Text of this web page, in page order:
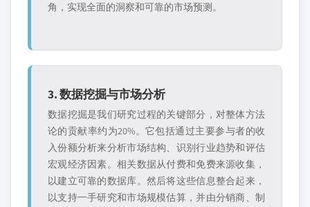
角，实现全面的洞察和可靠的市场预测。
3. 数据挖掘与市场分析
数据挖掘是我们研究过程的关键部分，对整体方法
论的贡献率约为20%。它包括通过主要参与者的收
入份额分析来分析市场结构、识别行业趋势和评估
宏观经济因素。相关数据从付费和免费来源收集，
以建立可靠的数据库。然后将这些信息整合起来，
以支持一手研究和市场规模估算，并由分销商、制